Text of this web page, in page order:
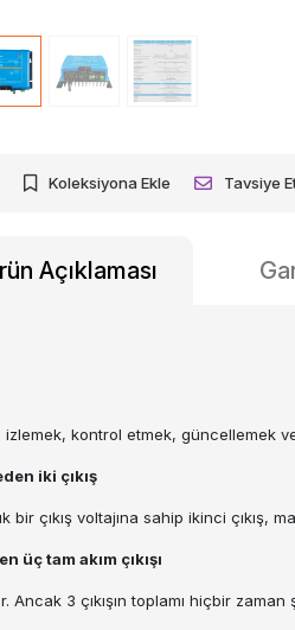
Koleksiyona Ekle Tavsiye
Açıklaması
izlemek, kontrol etmek, güncellemek
iki çıkış
bir çıkış voltajına sahip ikinci çıkış,
üç tam akım çıkışı
Ancak 3 çıkışın toplamı hiçbir